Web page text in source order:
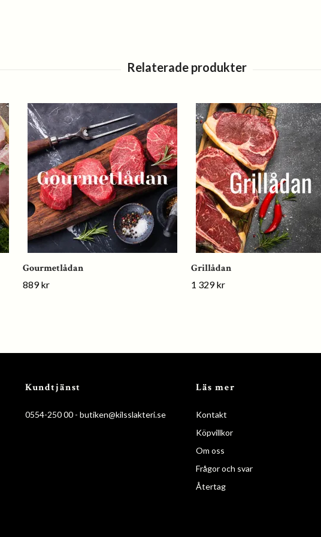
Gourmetlådan
889 kr
Grillådan
1 329 kr
Kundtjänst
0554-250 00 - butiken@kilsslakteri.se
Läs mer
Kontakt
Köpvillkor
Om oss
Frågor och svar
Återtag